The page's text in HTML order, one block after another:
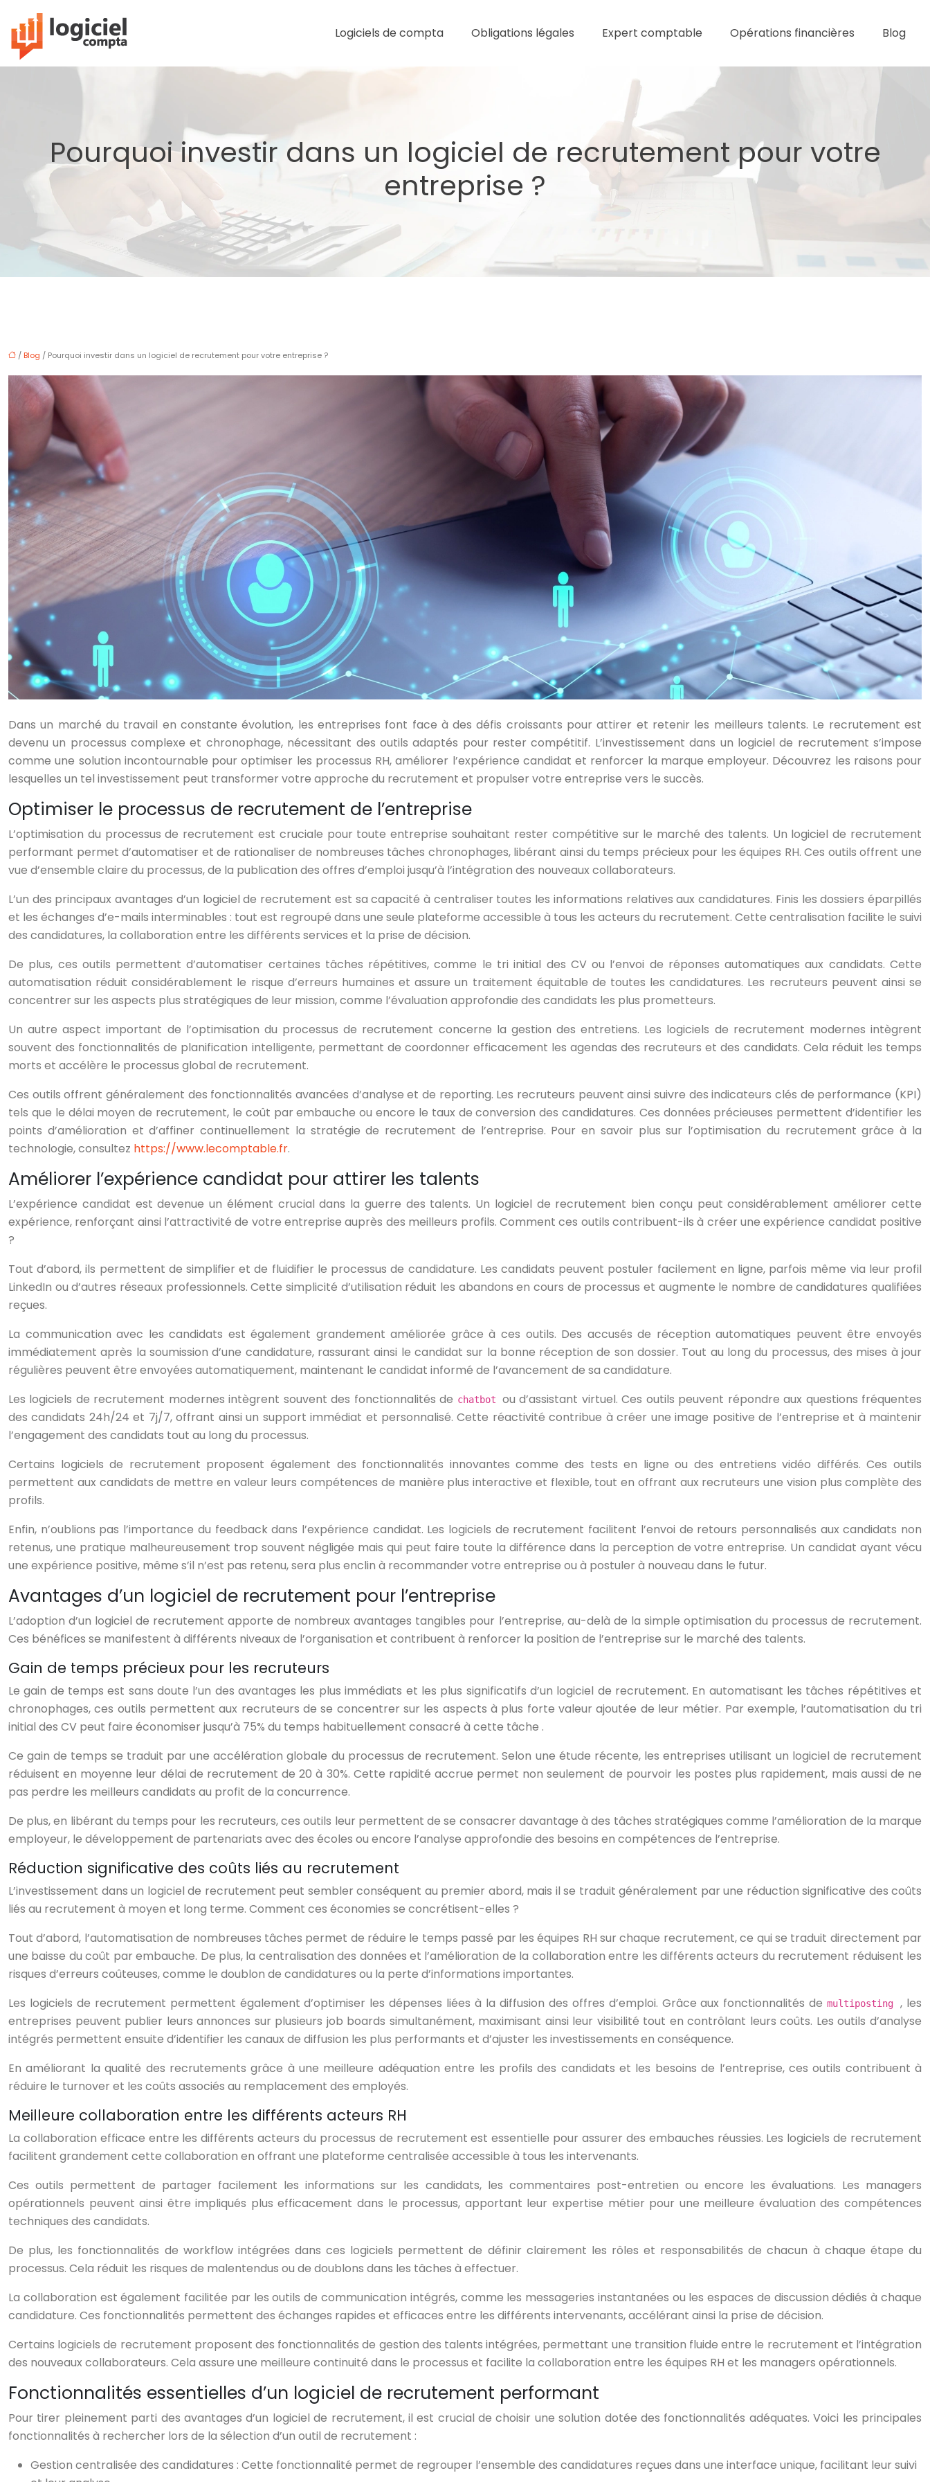
Logiciels de compta Obligations légales Expert comptable Opérations financières Blog
Pourquoi investir dans un logiciel de recrutement pour votre
entreprise ?
/ Blog / Pourquoi investir dans un logiciel de recrutement pour votre entreprise ?
Dans un marché du travail en constante évolution, les entreprises font face à des défis croissants pour attirer et retenir les meilleurs talents. Le recrutement est
devenu un processus complexe et chronophage, nécessitant des outils adaptés pour rester compétitif. L’investissement dans un logiciel de recrutement s’impose
comme une solution incontournable pour optimiser les processus RH, améliorer l’expérience candidat et renforcer la marque employeur. Découvrez les raisons pour
lesquelles un tel investissement peut transformer votre approche du recrutement et propulser votre entreprise vers le succès.
Optimiser le processus de recrutement de l’entreprise
L’optimisation du processus de recrutement est cruciale pour toute entreprise souhaitant rester compétitive sur le marché des talents. Un logiciel de recrutement
performant permet d’automatiser et de rationaliser de nombreuses tâches chronophages, libérant ainsi du temps précieux pour les équipes RH. Ces outils offrent une
vue d’ensemble claire du processus, de la publication des offres d’emploi jusqu’à l’intégration des nouveaux collaborateurs.
L’un des principaux avantages d’un logiciel de recrutement est sa capacité à centraliser toutes les informations relatives aux candidatures. Finis les dossiers éparpillés
et les échanges d’e-mails interminables : tout est regroupé dans une seule plateforme accessible à tous les acteurs du recrutement. Cette centralisation facilite le suivi
des candidatures, la collaboration entre les différents services et la prise de décision.
De plus, ces outils permettent d’automatiser certaines tâches répétitives, comme le tri initial des CV ou l’envoi de réponses automatiques aux candidats. Cette
automatisation réduit considérablement le risque d’erreurs humaines et assure un traitement équitable de toutes les candidatures. Les recruteurs peuvent ainsi se
concentrer sur les aspects plus stratégiques de leur mission, comme l’évaluation approfondie des candidats les plus prometteurs.
Un autre aspect important de l’optimisation du processus de recrutement concerne la gestion des entretiens. Les logiciels de recrutement modernes intègrent
souvent des fonctionnalités de planification intelligente, permettant de coordonner efficacement les agendas des recruteurs et des candidats. Cela réduit les temps
morts et accélère le processus global de recrutement.
Ces outils offrent généralement des fonctionnalités avancées d’analyse et de reporting. Les recruteurs peuvent ainsi suivre des indicateurs clés de performance (KPI)
tels que le délai moyen de recrutement, le coût par embauche ou encore le taux de conversion des candidatures. Ces données précieuses permettent d’identifier les
points d’amélioration et d’affiner continuellement la stratégie de recrutement de l’entreprise. Pour en savoir plus sur l’optimisation du recrutement grâce à la
technologie, consultez https://www.lecomptable.fr.
Améliorer l’expérience candidat pour attirer les talents
L’expérience candidat est devenue un élément crucial dans la guerre des talents. Un logiciel de recrutement bien conçu peut considérablement améliorer cette
expérience, renforçant ainsi l’attractivité de votre entreprise auprès des meilleurs profils. Comment ces outils contribuent-ils à créer une expérience candidat positive
?
Tout d’abord, ils permettent de simplifier et de fluidifier le processus de candidature. Les candidats peuvent postuler facilement en ligne, parfois même via leur profil
LinkedIn ou d’autres réseaux professionnels. Cette simplicité d’utilisation réduit les abandons en cours de processus et augmente le nombre de candidatures qualifiées
reçues.
La communication avec les candidats est également grandement améliorée grâce à ces outils. Des accusés de réception automatiques peuvent être envoyés
immédiatement après la soumission d’une candidature, rassurant ainsi le candidat sur la bonne réception de son dossier. Tout au long du processus, des mises à jour
régulières peuvent être envoyées automatiquement, maintenant le candidat informé de l’avancement de sa candidature.
Les logiciels de recrutement modernes intègrent souvent des fonctionnalités de chatbot ou d’assistant virtuel. Ces outils peuvent répondre aux questions fréquentes
des candidats 24h/24 et 7j/7, offrant ainsi un support immédiat et personnalisé. Cette réactivité contribue à créer une image positive de l’entreprise et à maintenir
l’engagement des candidats tout au long du processus.
Certains logiciels de recrutement proposent également des fonctionnalités innovantes comme des tests en ligne ou des entretiens vidéo différés. Ces outils
permettent aux candidats de mettre en valeur leurs compétences de manière plus interactive et flexible, tout en offrant aux recruteurs une vision plus complète des
profils.
Enfin, n’oublions pas l’importance du feedback dans l’expérience candidat. Les logiciels de recrutement facilitent l’envoi de retours personnalisés aux candidats non
retenus, une pratique malheureusement trop souvent négligée mais qui peut faire toute la différence dans la perception de votre entreprise. Un candidat ayant vécu
une expérience positive, même s’il n’est pas retenu, sera plus enclin à recommander votre entreprise ou à postuler à nouveau dans le futur.
Avantages d’un logiciel de recrutement pour l’entreprise
L’adoption d’un logiciel de recrutement apporte de nombreux avantages tangibles pour l’entreprise, au-delà de la simple optimisation du processus de recrutement.
Ces bénéfices se manifestent à différents niveaux de l’organisation et contribuent à renforcer la position de l’entreprise sur le marché des talents.
Gain de temps précieux pour les recruteurs
Le gain de temps est sans doute l’un des avantages les plus immédiats et les plus significatifs d’un logiciel de recrutement. En automatisant les tâches répétitives et
chronophages, ces outils permettent aux recruteurs de se concentrer sur les aspects à plus forte valeur ajoutée de leur métier. Par exemple, l’automatisation du tri
initial des CV peut faire économiser jusqu’à 75% du temps habituellement consacré à cette tâche .
Ce gain de temps se traduit par une accélération globale du processus de recrutement. Selon une étude récente, les entreprises utilisant un logiciel de recrutement
réduisent en moyenne leur délai de recrutement de 20 à 30%. Cette rapidité accrue permet non seulement de pourvoir les postes plus rapidement, mais aussi de ne
pas perdre les meilleurs candidats au profit de la concurrence.
De plus, en libérant du temps pour les recruteurs, ces outils leur permettent de se consacrer davantage à des tâches stratégiques comme l’amélioration de la marque
employeur, le développement de partenariats avec des écoles ou encore l’analyse approfondie des besoins en compétences de l’entreprise.
Réduction significative des coûts liés au recrutement
L’investissement dans un logiciel de recrutement peut sembler conséquent au premier abord, mais il se traduit généralement par une réduction significative des coûts
liés au recrutement à moyen et long terme. Comment ces économies se concrétisent-elles ?
Tout d’abord, l’automatisation de nombreuses tâches permet de réduire le temps passé par les équipes RH sur chaque recrutement, ce qui se traduit directement par
une baisse du coût par embauche. De plus, la centralisation des données et l’amélioration de la collaboration entre les différents acteurs du recrutement réduisent les
risques d’erreurs coûteuses, comme le doublon de candidatures ou la perte d’informations importantes.
Les logiciels de recrutement permettent également d’optimiser les dépenses liées à la diffusion des offres d’emploi. Grâce aux fonctionnalités demultiposting , les
entreprises peuvent publier leurs annonces sur plusieurs job boards simultanément, maximisant ainsi leur visibilité tout en contrôlant leurs coûts. Les outils d’analyse
intégrés permettent ensuite d’identifier les canaux de diffusion les plus performants et d’ajuster les investissements en conséquence.
En améliorant la qualité des recrutements grâce à une meilleure adéquation entre les profils des candidats et les besoins de l’entreprise, ces outils contribuent à
réduire le turnover et les coûts associés au remplacement des employés.
Meilleure collaboration entre les différents acteurs RH
La collaboration efficace entre les différents acteurs du processus de recrutement est essentielle pour assurer des embauches réussies. Les logiciels de recrutement
facilitent grandement cette collaboration en offrant une plateforme centralisée accessible à tous les intervenants.
Ces outils permettent de partager facilement les informations sur les candidats, les commentaires post-entretien ou encore les évaluations. Les managers
opérationnels peuvent ainsi être impliqués plus efficacement dans le processus, apportant leur expertise métier pour une meilleure évaluation des compétences
techniques des candidats.
De plus, les fonctionnalités de workflow intégrées dans ces logiciels permettent de définir clairement les rôles et responsabilités de chacun à chaque étape du
processus. Cela réduit les risques de malentendus ou de doublons dans les tâches à effectuer.
La collaboration est également facilitée par les outils de communication intégrés, comme les messageries instantanées ou les espaces de discussion dédiés à chaque
candidature. Ces fonctionnalités permettent des échanges rapides et efficaces entre les différents intervenants, accélérant ainsi la prise de décision.
Certains logiciels de recrutement proposent des fonctionnalités de gestion des talents intégrées, permettant une transition fluide entre le recrutement et l’intégration
des nouveaux collaborateurs. Cela assure une meilleure continuité dans le processus et facilite la collaboration entre les équipes RH et les managers opérationnels.
Fonctionnalités essentielles d’un logiciel de recrutement performant
Pour tirer pleinement parti des avantages d’un logiciel de recrutement, il est crucial de choisir une solution dotée des fonctionnalités adéquates. Voici les principales
fonctionnalités à rechercher lors de la sélection d’un outil de recrutement :
Gestion centralisée des candidatures : Cette fonctionnalité permet de regrouper l’ensemble des candidatures reçues dans une interface unique, facilitant leur suivi